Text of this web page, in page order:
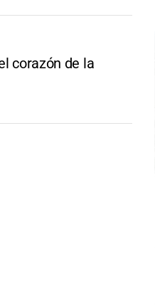
corazón de la